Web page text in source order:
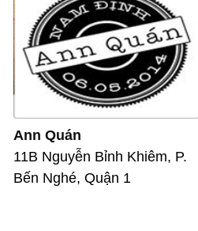
Ann Quán
11B Nguyễn Bỉnh Khiêm, P.
Bến Nghé, Quận 1